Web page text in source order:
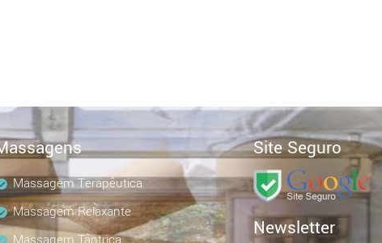
Massagem Terapêutica
Massagem Relaxante
Site Seguro
Newsletter